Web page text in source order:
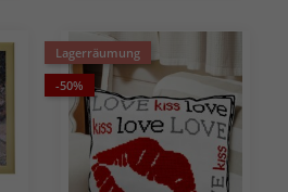
Lagerräumung
-50%